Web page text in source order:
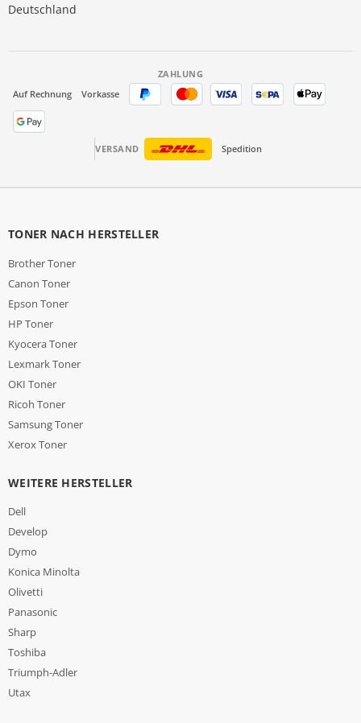
Deutschland
ZAHLUNG
Auf Rechnung
Vorkasse
VERSAND Spedition
TONER NACH HERSTELLER
Brother Toner
Canon Toner
Epson Toner
HP Toner
Kyocera Toner
Lexmark Toner
OKI Toner
Ricoh Toner
Samsung Toner
Xerox Toner
WEITERE HERSTELLER
Dell
Develop
Dymo
Konica Minolta
Olivetti
Panasonic
Sharp
Toshiba
Triumph-Adler
Utax